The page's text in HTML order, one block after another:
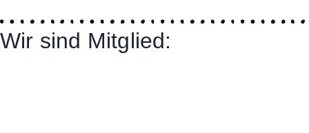
Wir sind Mitglied: